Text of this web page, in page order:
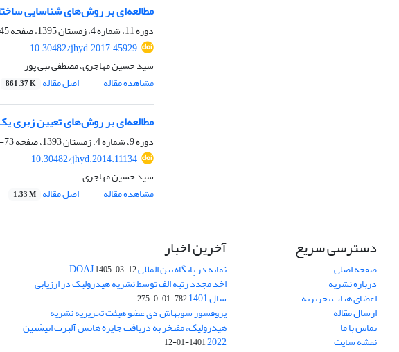
مطالعه‌ای بر روش‌های شناسایی
دوره 11، شماره 4، زمستان 1395، صفحه
45-56
10.30482/jhyd.2017.45929
سید حسین مهاجری، مصطفی نبی پور
مشاهده مقاله
اصل مقاله 861.37 K
مطالعه‌ای بر روش‌های تعیین زبری
دوره 9، شماره 4، زمستان 1393، صفحه
73-86
10.30482/jhyd.2014.11134
سید حسین مهاجری
مشاهده مقاله
اصل مقاله 1.33 M
دسترسی سریع
صفحه اصلی
درباره نشریه
اعضای هیات تحریریه
ارسال مقاله
تماس با ما
نقشه سایت
آخرین اخبار
نمایه در پایگاه بین المللی DOAJ1405-03-12
اخذ مجدد رتبه الف توسط نشریه هیدرولیک در ارزیابی
سال 1401 782-01-0-275
پروفسور سوبهاش دی عضو هیئت تحریریه نشریه
هیدرولیک، مفتخر به دریافت جایزه هانس آلبرت انیشتین
2022
1401-01-12